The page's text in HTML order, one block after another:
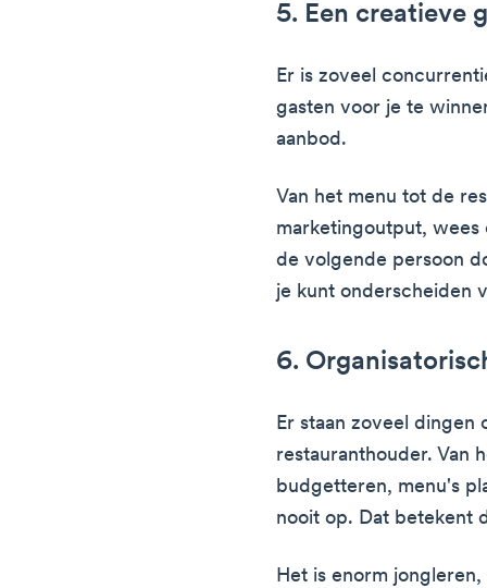
5. Een creatieve
Er is zoveel
gasten voor je te
aanbod.
Van het menu tot de
marketingoutput, wees
de volgende persoon
je kunt onderscheiden
6.
Er staan zoveel dingen
restauranthouder. Van
budgetteren, menu's
nooit op. Dat betekent
Het is enorm